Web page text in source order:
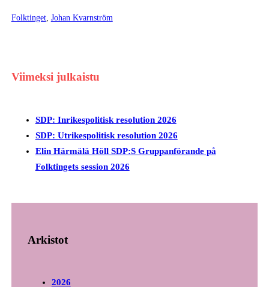
Folktinget, Johan Kvarnström
Viimeksi julkaistu
SDP: Inrikespolitisk resolution 2026
SDP: Utrikespolitisk resolution 2026
Elin Härmälä Höll SDP:S Gruppanförande på
Folktingets session 2026
Arkistot
2026